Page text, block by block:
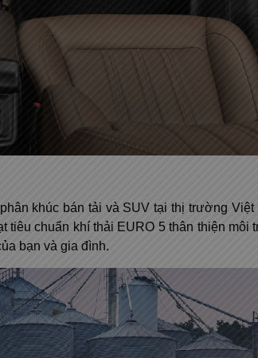
khúc bán tải và SUV tại thị trường Việt
tiêu chuẩn khí thải EURO 5 thân thiện môi
bạn và gia đình.